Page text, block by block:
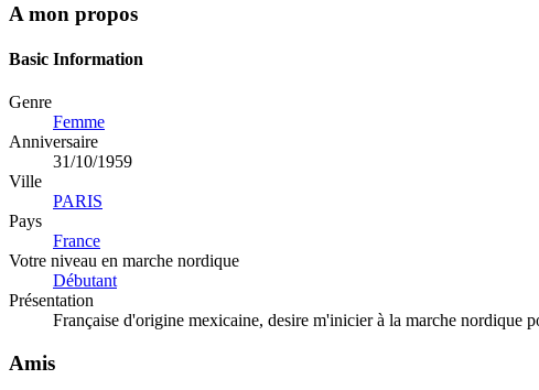
A mon propos
Basic Information
Genre
Femme
Anniversaire
31/10/1959
Ville
PARIS
Pays
France
Votre niveau en marche nordique
Débutant
Présentation
Française d'origine mexicaine, desire m'inicier à la marche nordique
Amis